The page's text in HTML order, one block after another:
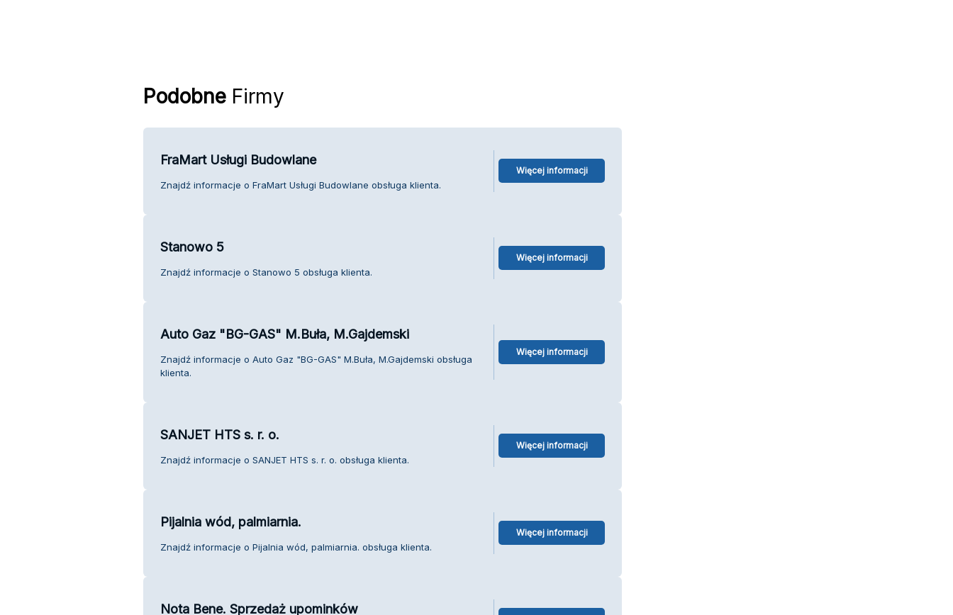
PodobneFirmy
FraMart Usługi Budowlane
Znajdź informacje o FraMart Usługi Budowlane obsługa klienta.
Więcej informacji
Stanowo 5
Znajdź informacje o Stanowo 5 obsługa klienta.
Więcej informacji
Auto Gaz "BG-GAS" M.Buła, M.Gajdemski
Znajdź informacje o Auto Gaz "BG-GAS" M.Buła, M.Gajdemski obsługa
klienta.
Więcej informacji
SANJET HTS s. r. o.
Znajdź informacje o SANJET HTS s. r. o. obsługa klienta.
Więcej informacji
Pijalnia wód, palmiarnia.
Znajdź informacje o Pijalnia wód, palmiarnia. obsługa klienta.
Więcej informacji
Nota Bene. Sprzedaż upominków